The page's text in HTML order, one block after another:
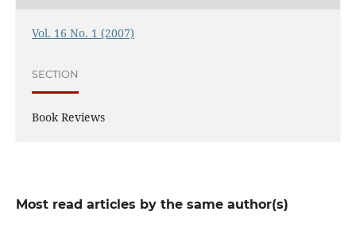
Vol. 16 No. 1 (2007)
SECTION
Book Reviews
Most read articles by the same author(s)